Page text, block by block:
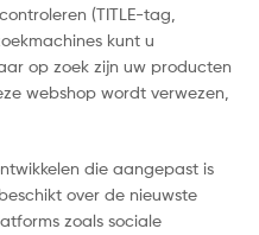
(TITLE-tag,
kunt u
op zoek zijn uw producten
webshop wordt verwezen,
die aangepast is
over de nieuwste
zoals sociale